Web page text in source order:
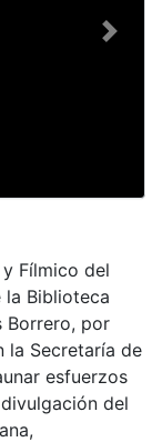
Next
Fílmico del
la Biblioteca
Borrero, por
la Secretaría de
esfuerzos
del